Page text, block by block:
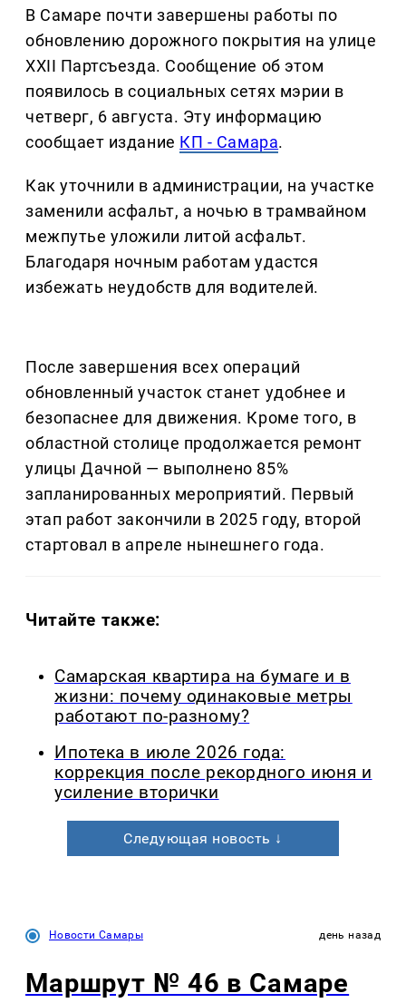
В Самаре почти завершены работы по
обновлению дорожного покрытия на улице
XXII Партсъезда. Сообщение об этом
появилось в социальных сетях мэрии в
четверг, 6 августа. Эту информацию
сообщает издание КП - Самара.
Как уточнили в администрации, на участке
заменили асфальт, а ночью в трамвайном
межпутье уложили литой асфальт.
Благодаря ночным работам удастся
избежать неудобств для водителей.
После завершения всех операций
обновленный участок станет удобнее и
безопаснее для движения. Кроме того, в
областной столице продолжается ремонт
улицы Дачной — выполнено 85%
запланированных мероприятий. Первый
этап работ закончили в 2025 году, второй
стартовал в апреле нынешнего года.
Читайте также:
Самарская квартира на бумаге и в
жизни: почему одинаковые метры
работают по-разному?
Ипотека в июле 2026 года:
коррекция после рекордного июня и
усиление вторички
Следующая новость ↓
Новости Самары день назад
Маршрут № 46 в Самаре